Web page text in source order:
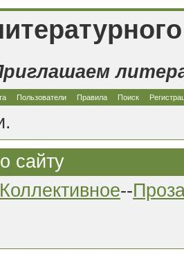
Пользователи Правила Поиск
сайту
Коллективное--